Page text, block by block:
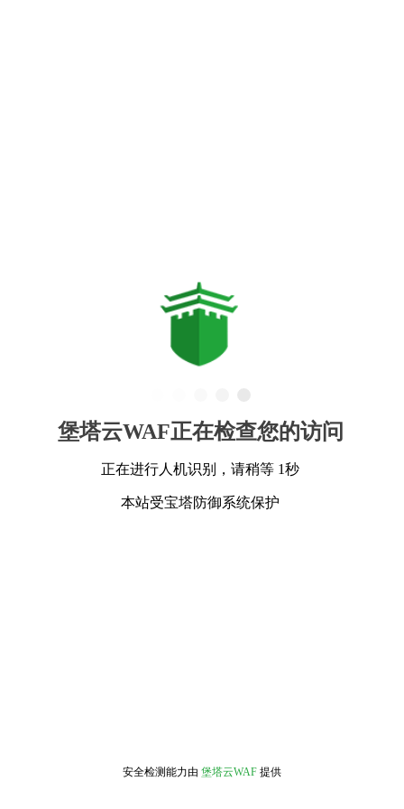
堡塔云WAF正在检查您的访问
正在进行人机识别，请稍等 1秒
本站受宝塔防御系统保护
安全检测能力由 堡塔云WAF 提供